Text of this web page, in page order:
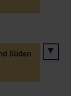
Süden